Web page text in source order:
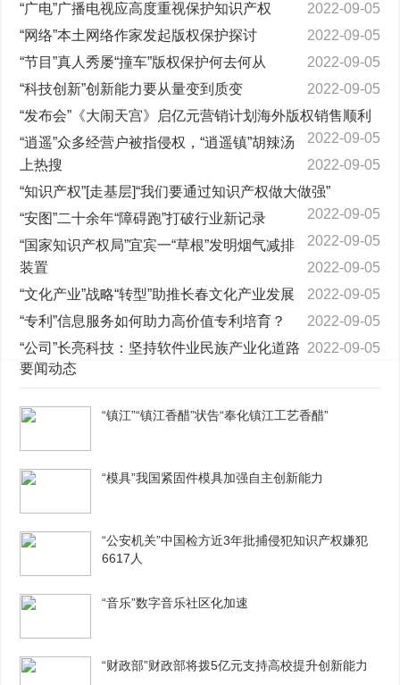
“广电”广播电视应高度重视保护知识产权
2022-09-05
“网络”本土网络作家发起版权保护探讨
2022-09-05
“节目”真人秀屡“撞车”版权保护何去何从
2022-09-05
“科技创新”创新能力要从量变到质变
2022-09-05
“发布会”《大闹天宫》启亿元营销计划海外版权销售顺利
2022-09-05
“逍遥”众多经营户被指侵权，“逍遥镇”胡辣汤
上热搜
2022-09-05
“知识产权”[走基层]“我们要通过知识产权做大做强”
2022-09-05
“安图”二十余年“障碍跑”打破行业新记录
2022-09-05
“国家知识产权局”宜宾一“草根”发明烟气减排
装置
2022-09-05
“文化产业”战略“转型”助推长春文化产业发展
2022-09-05
“专利”信息服务如何助力高价值专利培育？
2022-09-05
“公司”长亮科技：坚持软件业民族产业化道路 2022-09-05
要闻动态
“镇江”“镇江香醋”状告“奉化镇江工艺香醋”
“模具”我国紧固件模具加强自主创新能力
“公安机关”中国检方近3年批捕侵犯知识产权嫌犯
6617人
“音乐”数字音乐社区化加速
“财政部”财政部将拨5亿元支持高校提升创新能力